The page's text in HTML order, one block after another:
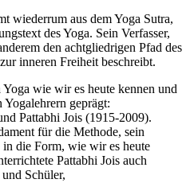
wiederrum aus dem Yoga Sutra,
des Yoga. Sein Verfasser,
den achtgliedrigen Pfad des
inneren Freiheit beschreibt.
wie wir es heute kennen und
geprägt:
Pattabhi Jois (1915-2009).
für die Methode, sein
in die Form, wie wir es heute
Pattabhi Jois auch
Schüler,